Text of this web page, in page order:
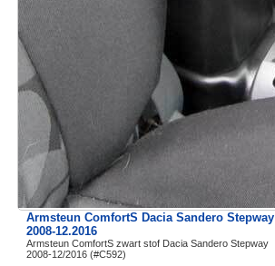
Armsteun ComfortS Dacia Sandero Stepway
2008-12.2016
Armsteun ComfortS zwart stof Dacia Sandero Stepway
2008-12/2016 (#C592)